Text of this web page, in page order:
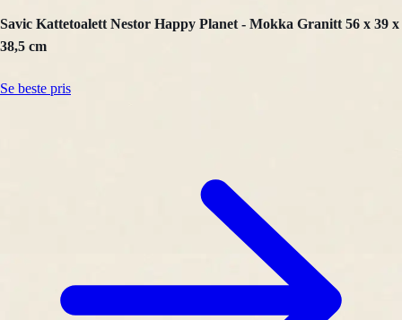
Savic Kattetoalett Nestor Happy Planet - Mokka Granitt 56 x 39 x
38,5 cm
Se beste pris